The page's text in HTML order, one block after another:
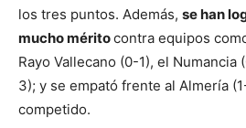
los tres puntos. Además, se han
mucho méritocontra equipos
Rayo Vallecano (0-1), el Numancia
3); y se empató frente al Almería
competido.